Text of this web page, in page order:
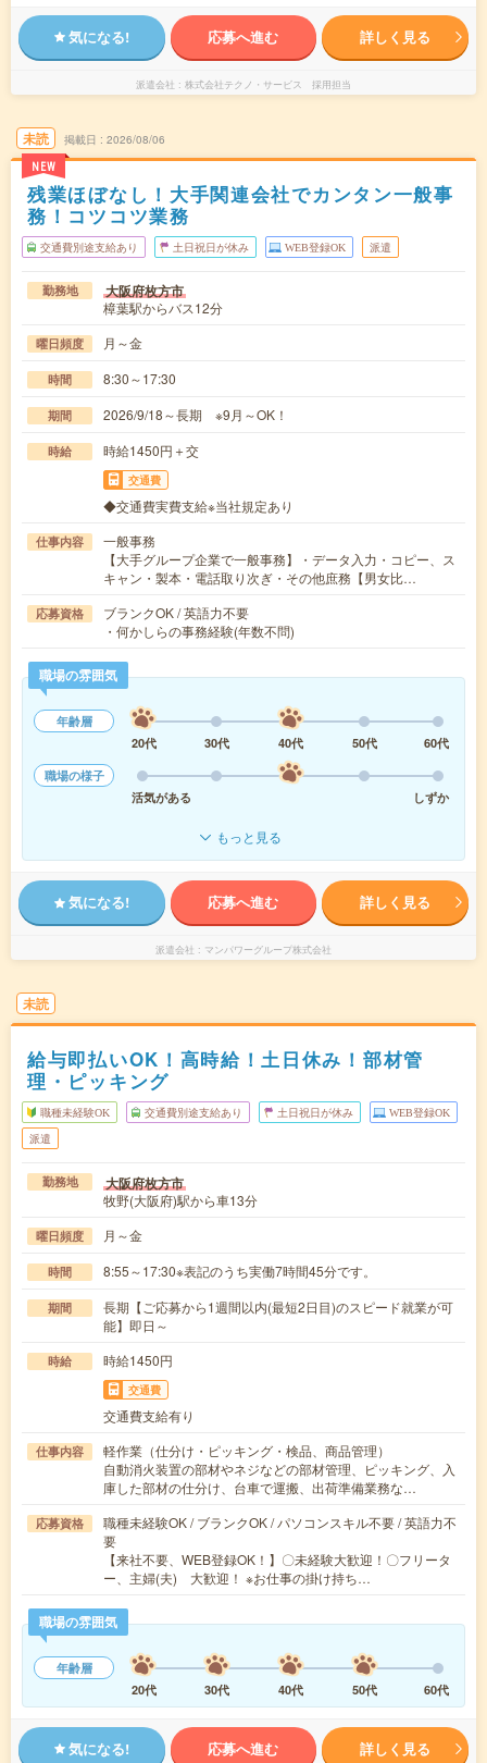
気になる! 応募へ進む 詳しく見る
派遣会社 株式会社テクノ・サービス 採用担当
未読
NEW
掲載日 2026/08/06
残業ほぼなし！大手関連会社でカンタン一般事
務！コツコツ業務
交通費別途支給あり 土日祝日が休み WEB登録OK 派遣
勤務地 大阪府枚方市
樟葉駅からバス12分
曜日頻度 月～金
時間 8:30～17:30
期間 2026/9/18～長期 ※9月～OK！
時給 時給1450円＋交
交通費
◆交通費実費支給※当社規定あり
仕事内容
一般事務
【大手グループ企業で一般事務】・データ入力・コピー、ス
キャン・製本・電話取り次ぎ・その他庶務【男女比…
応募資格
ブランクOK / 英語力不要
・何かしらの事務経験(年数不問)
職場の雰囲気
年齢層
20代
30代 40代 50代
60代
職場の様子
活気がある
しずか
もっと見る
気になる! 応募へ進む 詳しく見る
派遣会社 マンパワーグループ株式会社
未読
給与即払いOK！高時給！土日休み！部材管
理・ピッキング
職種未経験OK 交通費別途支給あり 土日祝日が休み WEB登録OK
派遣
勤務地 大阪府枚方市
牧野(大阪府)駅から車13分
曜日頻度 月～金
時間 8:55～17:30※表記のうち実働7時間45分です。
期間
長期【ご応募から1週間以内(最短2日目)のスピード就業が可
能】即日～
時給 時給1450円
交通費
交通費支給有り
仕事内容
軽作業（仕分け・ピッキング・検品、商品管理）
自動消火装置の部材やネジなどの部材管理、ピッキング、入
庫した部材の仕分け、台車で運搬、出荷準備業務な…
応募資格
職種未経験OK / ブランクOK / パソコンスキル不要 / 英語力不
要
【来社不要、WEB登録OK！】〇未経験大歓迎！〇フリータ
ー、主婦(夫) 大歓迎！ ※お仕事の掛け持ち…
職場の雰囲気
年齢層
20代
30代 40代 50代 60代
気になる! 応募へ進む 詳しく見る